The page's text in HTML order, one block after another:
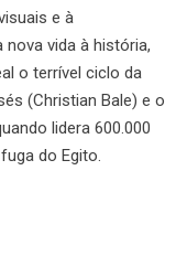
e à
nova vida à história,
o terrível ciclo da
(Christian Bale) e o
lidera 600.000
do Egito.